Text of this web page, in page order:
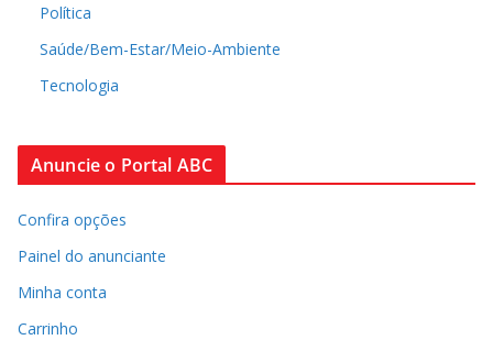
Política
Saúde/Bem-Estar/Meio-Ambiente
Tecnologia
Anuncie o Portal ABC
Confira opções
Painel do anunciante
Minha conta
Carrinho